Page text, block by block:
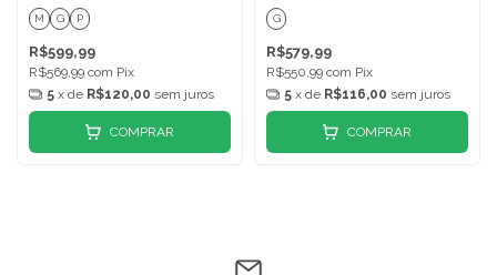
M G P
R$599,99
R$569,99 com Pix
5 x de R$120,00 sem juros
COMPRAR
G
R$579,99
R$550,99 com Pix
5 x de R$116,00 sem juros
COMPRAR